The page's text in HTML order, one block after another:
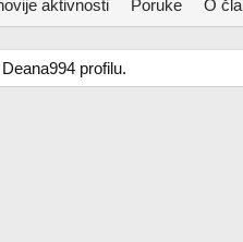
aktivnosti Poruke O
profilu.